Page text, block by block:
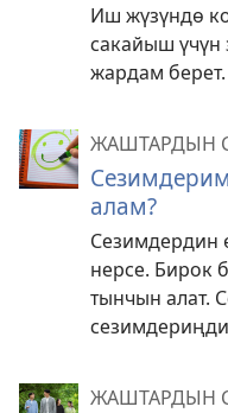
Иш жүзүндө
сакайыш
жардам берет.
ЖАШТАРДЫН
алам?
Сезимдердин
нерсе. Бирок
тынчын алат.
ЖАШТАРДЫН